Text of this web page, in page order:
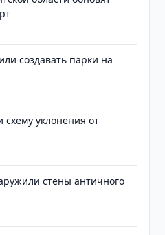
создавать парки на
схему уклонения от
стены античного